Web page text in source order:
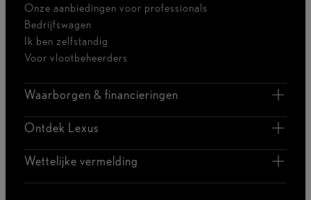
Onze aanbiedingen voor professionals
Bedrijfswagen
Ik ben zelfstandig
Voor vlootbeheerders
Waarborgen & financieringen
Ontdek Lexus
Wettelijke vermelding